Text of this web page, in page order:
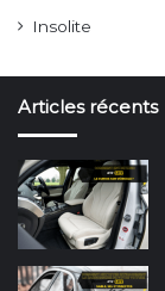
Insolite
Articles récents